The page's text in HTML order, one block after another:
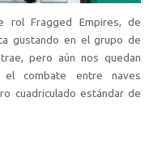
rol Fragged Empires, de
gustando en el grupo de
pero aún nos quedan
el combate entre naves
cuadriculado estándar de